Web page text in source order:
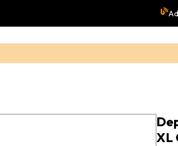
XL